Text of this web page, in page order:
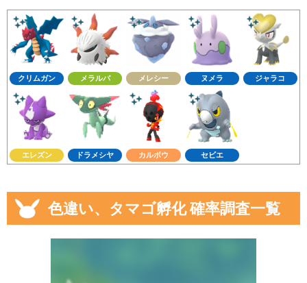
クリムガン メラルバ メレシー ヌメラ ジャラコ
エレズン ドラメシヤ カルボウ セビエ
色違い、タマゴ孵化 確率調査一覧